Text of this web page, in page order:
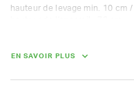
hauteur de levage min. 10 cm
EN SAVOIR PLUS